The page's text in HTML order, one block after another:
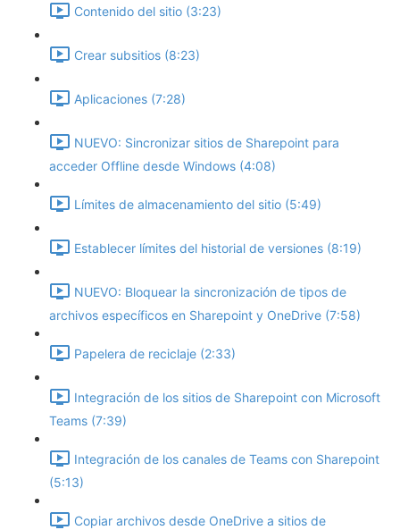
Contenido del sitio (3:23)
Crear subsitios (8:23)
Aplicaciones (7:28)
NUEVO: Sincronizar sitios de Sharepoint para
acceder Offline desde Windows (4:08)
Límites de almacenamiento del sitio (5:49)
Establecer límites del historial de versiones (8:19)
NUEVO: Bloquear la sincronización de tipos de
archivos específicos en Sharepoint y OneDrive (7:58)
Papelera de reciclaje (2:33)
Integración de los sitios de Sharepoint con Microsoft
Teams (7:39)
Integración de los canales de Teams con Sharepoint
(5:13)
Copiar archivos desde OneDrive a sitios de